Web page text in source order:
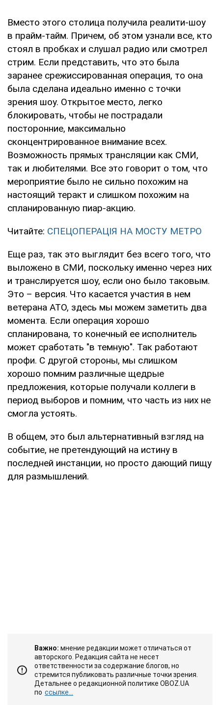
Вместо этого столица получила реалити-шоу
в прайм-тайм. Причем, об этом узнали все, кто
стоял в пробках и слушал радио или смотрел
стрим. Если представить, что это была
заранее срежиссированная операция, то она
была сделана идеально именно с точки
зрения шоу. Открытое место, легко
блокировать, чтобы не пострадали
посторонние, максимально
сконцентрированное внимание всех.
Возможность прямых трансляции как СМИ,
так и любителями. Все это говорит о том, что
мероприятие было не сильно похожим на
настоящий теракт и слишком похожим на
спланированную пиар-акцию.
Читайте: СПЕЦОПЕРАЦІЯ НА МОСТУ МЕТРО
Еще раз, так это выглядит без всего того, что
выложено в СМИ, поскольку именно через них
и транслируется шоу, если оно было таковым.
Это – версия. Что касается участия в нем
ветерана АТО, здесь мы можем заметить два
момента. Если операция хорошо
спланирована, то конечный ее исполнитель
может сработать "в темную". Так работают
профи. С другой стороны, мы слишком
хорошо помним различные щедрые
предложения, которые получали коллеги в
период выборов и помним, что часть из них не
смогла устоять.
В общем, это был альтернативный взгляд на
событие, не претендующий на истину в
последней инстанции, но просто дающий пищу
для размышлений.
Важно: мнение редакции может отличаться от
авторского. Редакция сайта не несет
ответственности за содержание блогов, но
стремится публиковать различные точки зрения.
Детальнее о редакционной политике OBOZ.UA
по ссылке...